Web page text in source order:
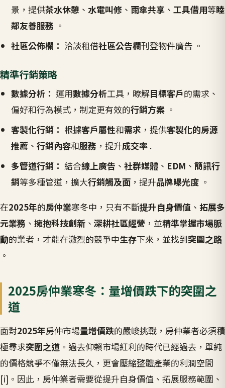
景，提供茶水休憩 、水電叫修 、 雨傘共享 、工具借用等睦
鄰友善服務 。
社區公佈欄： 洽談租借社區公告欄刊登物件廣告 。
精準行銷策略
數據分析： 運用數據分析工具，瞭解目標客戶的需求、
偏好和行為模式，制定更有效的行銷方案 。
客製化行銷： 根據客戶屬性和需求 ，提供客製化的房源
推薦 、行銷內容和服務 ，提升成交率 .
多管道行銷： 結合線上廣告 、社群媒體 、 EDM 、簡訊行
銷等多種管道，擴大行銷觸及面 ，提升品牌曝光度 。
在2025年的房仲業寒冬中，只有不斷提升自身價值 、 拓展多
元業務 、 擁抱科技創新 、 深耕社區經營 ，並精準掌握市場脈
動的業者，才能在激烈的競爭中生存下來，並找到突圍之路
。
2025房仲業寒冬：量增價跌下的突圍之
道
面對2025年房仲市場量增價跌的嚴峻挑戰，房仲業者必須積
極尋求突圍之道 。過去仰賴市場紅利的時代已經過去，單純
的價格競爭不僅無法長久，更會壓縮整體產業的利潤空間
[i]。因此，房仲業者需要從提升自身價值、拓展服務範圍、